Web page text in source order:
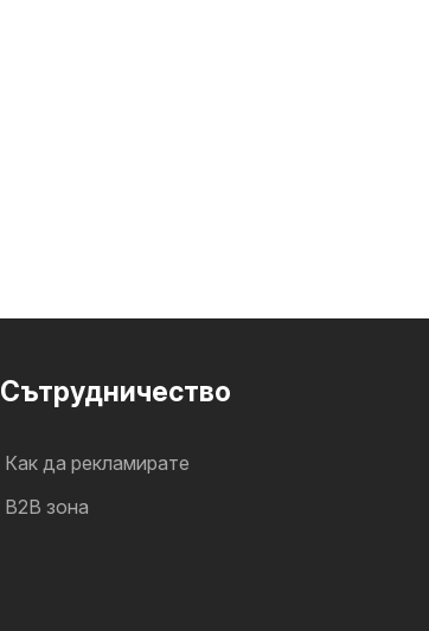
Cътрудничество
Как да рекламирате
B2B зона